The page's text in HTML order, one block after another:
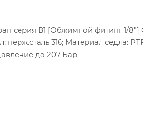
серия B1 [Обжимной фитинг 1/8"]
нерж.сталь 316; Материал седла:
до 207 Бар